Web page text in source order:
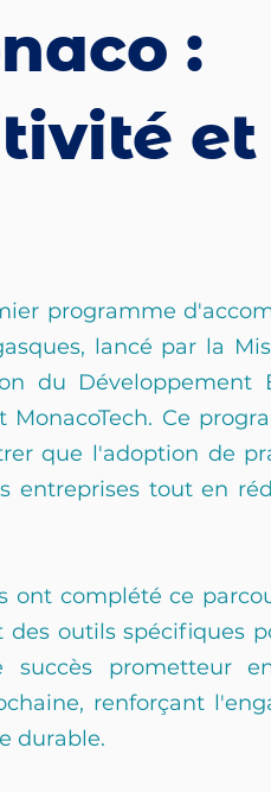
:
et
programme
lancé par la
du Développement
Ce
que l'adoption de
entreprises tout en
ont complété ce
outils spécifiques
prometteur
renforçant
durable.